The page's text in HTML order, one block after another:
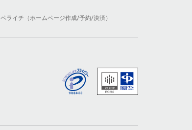
ペライチ（ホームページ作成/予約/決済）